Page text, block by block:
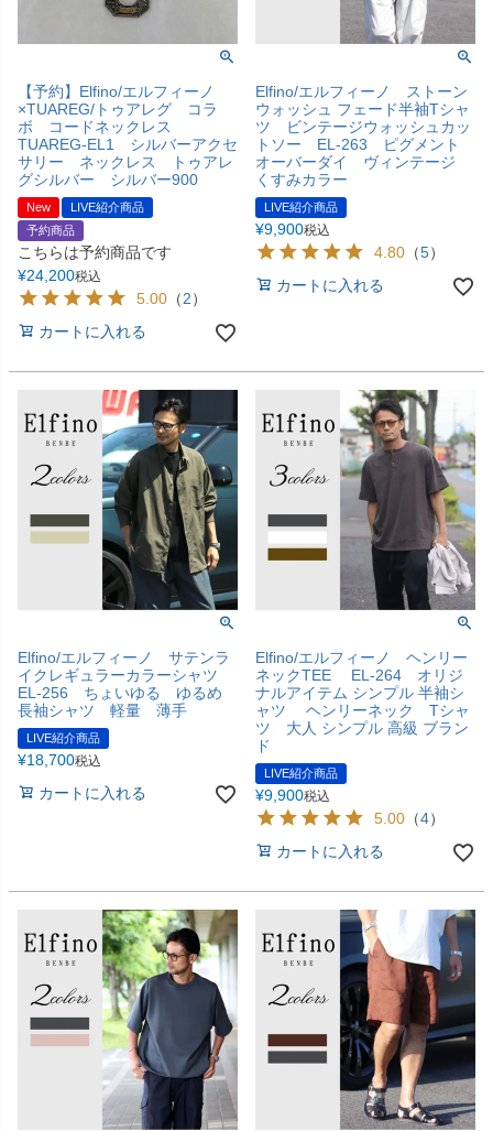
【予約】Elfino/エルフィーノ
×TUAREG/トゥアレグ コラ
ボ コードネックレス
TUAREG-EL1 シルバーアクセ
サリー ネックレス トゥアレ
グシルバー シルバー900
New
LIVE紹介商品
予約商品
こちらは予約商品です
¥24,200税込
5.00 （2）
カートに入れる
Elfino/エルフィーノ ストーン
ウォッシュ フェード半袖Tシャ
ツ ビンテージウォッシュカッ
トソー EL-263 ピグメント
オーバーダイ ヴィンテージ
くすみカラー
LIVE紹介商品
¥9,900税込
4.80 （5）
カートに入れる
Elfino/エルフィーノ サテンラ
イクレギュラーカラーシャツ
EL-256 ちょいゆる ゆるめ
長袖シャツ 軽量 薄手
LIVE紹介商品
¥18,700税込
カートに入れる
Elfino/エルフィーノ ヘンリー
ネックTEE EL-264 オリジ
ナルアイテム シンプル 半袖シ
ャツ ヘンリーネック Tシャ
ツ 大人 シンプル 高級 ブラン
ド
LIVE紹介商品
¥9,900税込
5.00 （4）
カートに入れる